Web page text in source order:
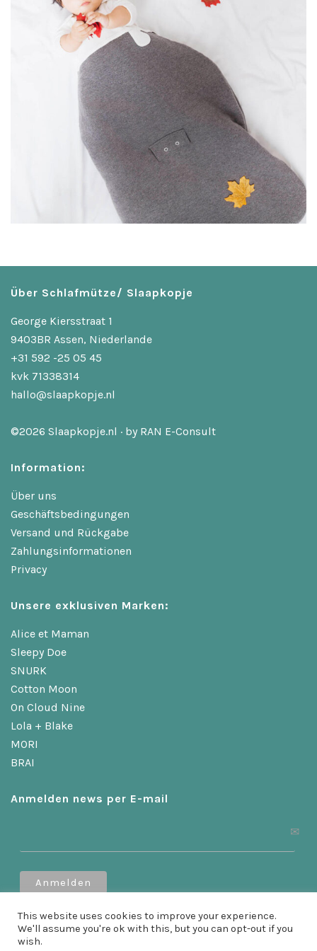
Über Schlafmütze/ Slaapkopje
George Kiersstraat 1
9403BR Assen, Niederlande
+31 592 -25 05 45
kvk 71338314
hallo@slaapkopje.nl
©2026 Slaapkopje.nl · by RAN E-Consult
Information:
Über uns
Geschäftsbedingungen
Versand und Rückgabe
Zahlungsinformationen
Privacy
Unsere exklusiven Marken:
Alice et Maman
Sleepy Doe
SNURK
Cotton Moon
On Cloud Nine
Lola + Blake
MORI
BRAI
Anmelden news per E-mail
Erhalten Sie 10 % Rabatt, wenn Sie sich anmelden!
This website uses cookies to improve your experience.
We'll assume you're ok with this, but you can opt-out if you
wish.